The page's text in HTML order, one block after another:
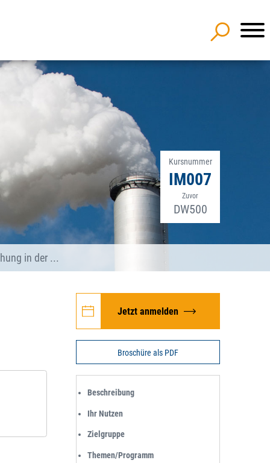
Kursnummer
IM007
Zuvor
DW500
in der ...
Jetzt anmelden
Broschüre als PDF
Beschreibung
Ihr Nutzen
Zielgruppe
Themen/Programm